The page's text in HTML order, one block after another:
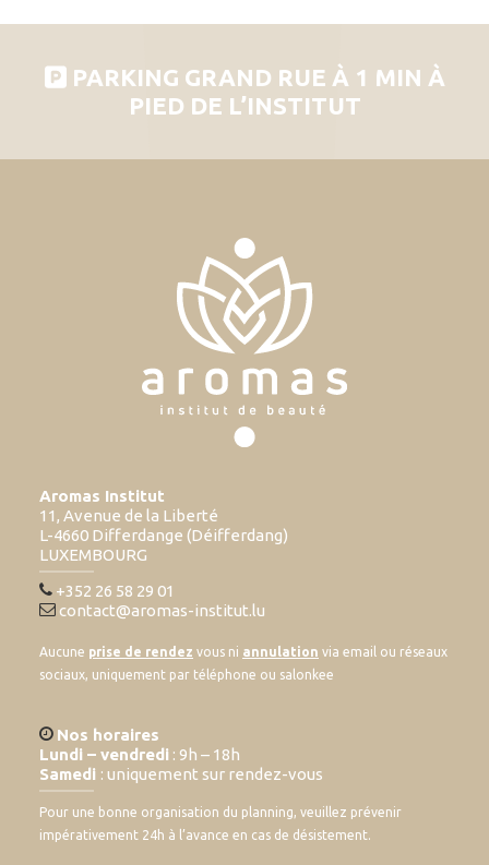
PARKING GRAND RUE À 1 MIN À
PIED DE L’INSTITUT
Aromas Institut
11, Avenue de la Liberté
L-4660 Differdange (Déifferdang)
LUXEMBOURG
+352 26 58 29 01
contact@aromas-institut.lu
Aucune prise de rendez vous ni annulation via email ou réseaux
sociaux, uniquement par téléphone ou salonkee
Nos horaires
Lundi – vendredi : 9h – 18h
Samedi : uniquement sur rendez-vous
Pour une bonne organisation du planning, veuillez prévenir
impérativement 24h à l’avance en cas de désistement.